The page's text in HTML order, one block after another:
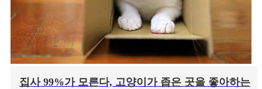
집사 99%가 모른다, 고양이가 좁은 곳을 좋아하는